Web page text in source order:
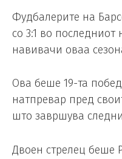
Фудбалерите на
со 3:1 во
навивачи оваа
Ова беше 19-та
натпревар пред
што завршува
Двоен стрелец беше